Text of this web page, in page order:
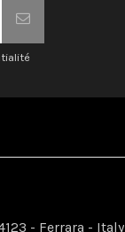
- Ferrara - Italy